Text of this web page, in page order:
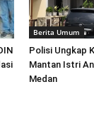
Berita Umum
Polisi Ungkap
Mantan Istri
Medan